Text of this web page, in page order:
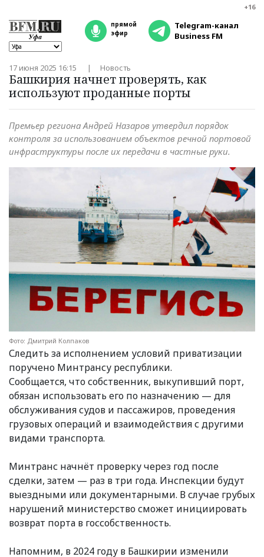
+16
прямой
эфир
Telegram-канал
Business FM
17 июня 2025 16:15 Новость
Башкирия начнет проверять, как
используют проданные порты
Премьер региона Андрей Назаров утвердил порядок
контроля за использованием объектов речной портовой
инфраструктуры после их передачи в частные руки.
Фото: Дмитрий Колпаков
Следить за исполнением условий приватизации
поручено Минтрансу республики.
Сообщается, что собственник, выкупивший порт,
обязан использовать его по назначению — для
обслуживания судов и пассажиров, проведения
грузовых операций и взаимодействия с другими
видами транспорта.
Минтранс начнёт проверку через год после
сделки, затем — раз в три года. Инспекции будут
выездными или документарными. В случае грубых
нарушений министерство сможет инициировать
возврат порта в госсобственность.
Напомним, в 2024 году в Башкирии изменили